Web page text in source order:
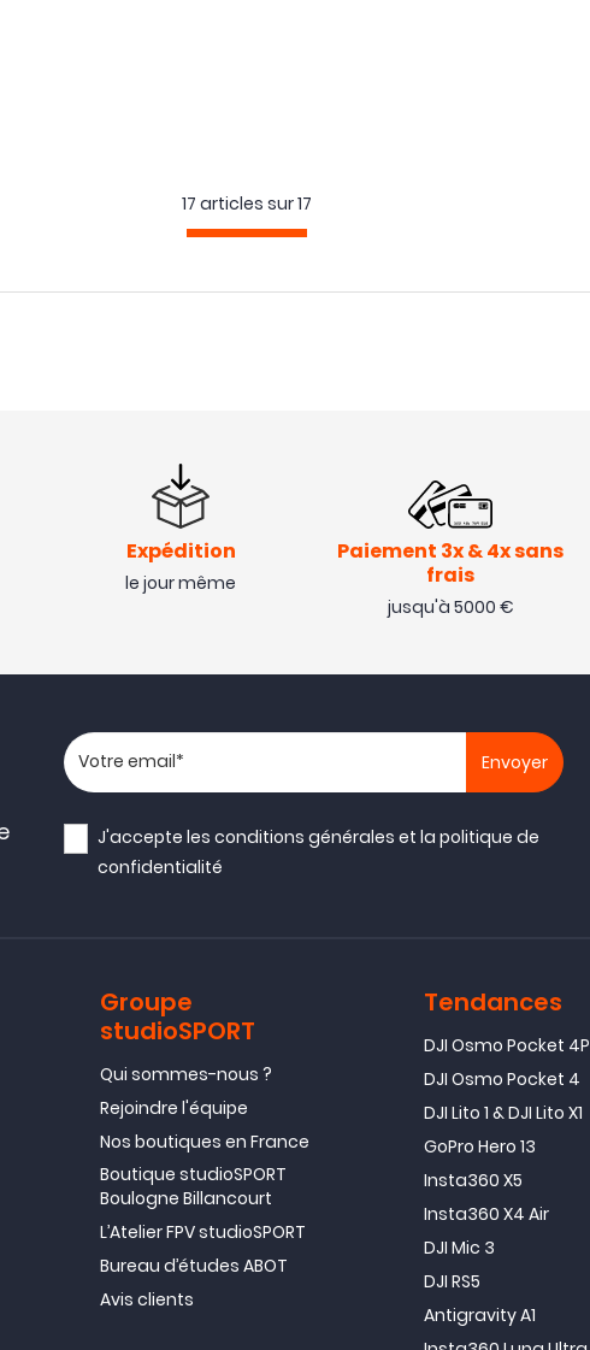
17 articles sur17
Expédition
le jour même
Paiement 3x & 4x sans
frais
jusqu'à 5000 €
Votre adresse email
J'accepte lesconditions générales et lapolitique de
confidentialité
Groupe
studioSPORT
Qui sommes-nous ?
Rejoindre l'équipe
Nos boutiques en France
Boutique studioSPORT
Boulogne Billancourt
L’Atelier FPV studioSPORT
Bureau d’études ABOT
Avis clients
Tendances
DJI Osmo Pocket 4P
DJI Osmo Pocket 4
DJI Lito 1 & DJI Lito X1
GoPro Hero 13
Insta360 X5
Insta360 X4 Air
DJI Mic 3
DJI RS5
Antigravity A1